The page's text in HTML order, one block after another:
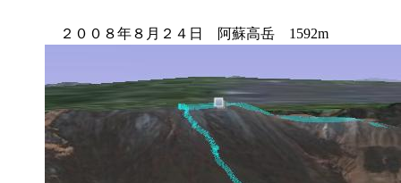
２００８年８月２４日 阿蘇高岳 1592m